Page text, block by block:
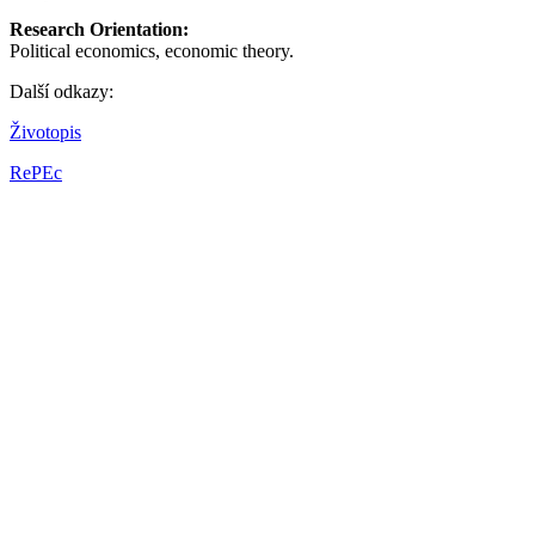
Research Orientation:
Political economics, economic theory.
Další odkazy:
Životopis
RePEc